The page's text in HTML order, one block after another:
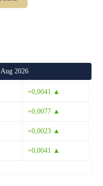
2026
+0,0041 ▲
+0,0077 ▲
+0,0023 ▲
+0,0041 ▲